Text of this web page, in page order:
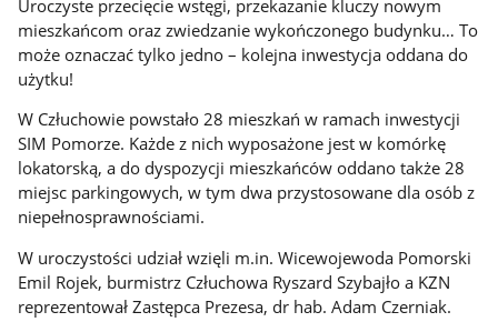
Uroczyste przecięcie wstęgi, przekazanie kluczy nowym
mieszkańcom oraz zwiedzanie wykończonego budynku… To
może oznaczać tylko jedno – kolejna inwestycja oddana do
użytku!
W Człuchowie powstało 28 mieszkań w ramach inwestycji
SIM Pomorze. Każde z nich wyposażone jest w komórkę
lokatorską, a do dyspozycji mieszkańców oddano także 28
miejsc parkingowych, w tym dwa przystosowane dla osób z
niepełnosprawnościami.
W uroczystości udział wzięli m.in. Wicewojewoda Pomorski
Emil Rojek, burmistrz Człuchowa Ryszard Szybajło a KZN
reprezentował Zastępca Prezesa, dr hab. Adam Czerniak.